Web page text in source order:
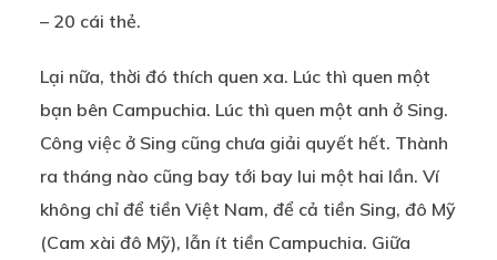
– 20 cái thẻ.
Lại nữa, thời đó thích quen xa. Lúc thì quen một
bạn bên Campuchia. Lúc thì quen một anh ở Sing.
Công việc ở Sing cũng chưa giải quyết hết. Thành
ra tháng nào cũng bay tới bay lui một hai lần. Ví
không chỉ để tiền Việt Nam, để cả tiền Sing, đô Mỹ
(Cam xài đô Mỹ), lẫn ít tiền Campuchia. Giữa